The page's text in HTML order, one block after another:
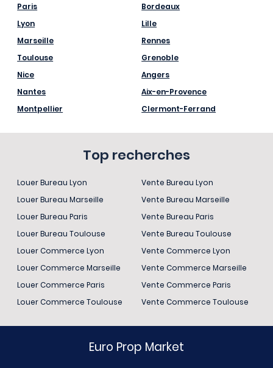
Paris
Lyon
Marseille
Toulouse
Nice
Nantes
Montpellier
Bordeaux
Lille
Rennes
Grenoble
Angers
Aix-en-Provence
Clermont-Ferrand
Top recherches
Louer Bureau Lyon
Louer Bureau Marseille
Louer Bureau Paris
Louer Bureau Toulouse
Louer Commerce Lyon
Louer Commerce Marseille
Louer Commerce Paris
Louer Commerce Toulouse
Vente Bureau Lyon
Vente Bureau Marseille
Vente Bureau Paris
Vente Bureau Toulouse
Vente Commerce Lyon
Vente Commerce Marseille
Vente Commerce Paris
Vente Commerce Toulouse
Euro Prop Market